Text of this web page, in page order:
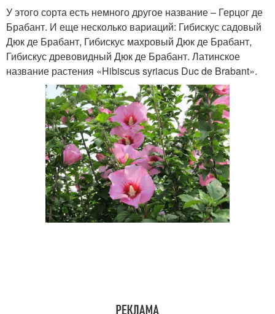
У этого сорта есть немного другое название – Герцог де
Брабант. И еще несколько вариаций: Гибискус садовый
Дюк де Брабант, Гибискус махровый Дюк де Брабант,
Гибискус древовидный Дюк де Брабант. Латинское
название растения «Hibiscus syriacus Duc de Brabant».